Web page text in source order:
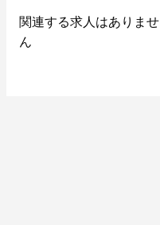
関連する求人はありませ
ん